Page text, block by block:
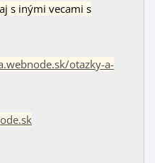
s inými vecami s
otazky-a-